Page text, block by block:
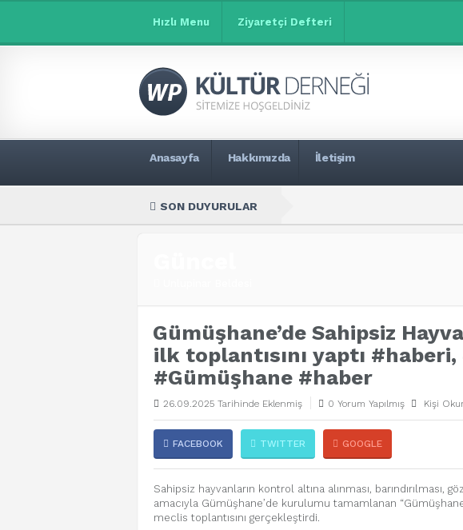
Hızlı Menu Ziyaretçi Defteri
Anasayfa Hakkımızda İletişim
SON DUYURULAR
Gümüşhane’de Sahipsiz
ilk toplantısını yaptı
#Gümüşhane #haber
26.09.2025 Tarihinde Eklenmiş 0 Yorum Yapılmış Kişi
FACEBOOK TWITTER GOOGLE
Sahipsiz hayvanların kontrol altına alınması, barındırılması,
amacıyla Gümüşhane’de kurulumu tamamlanan
meclis toplantısını gerçekleştirdi.